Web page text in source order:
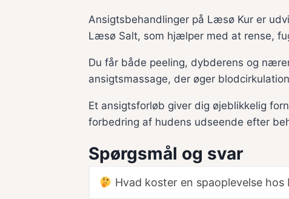
Ansigtsbehandlinger på Læsø Kur er
Læsø Salt, som hjælper med at rense,
Du får både peeling, dybderens og
ansigtsmassage, der øger
Et ansigtsforløb giver dig øjeblikkelig
forbedring af hudens udseende efter
Spørgsmål og svar
Hvad koster en spaoplevelse hos